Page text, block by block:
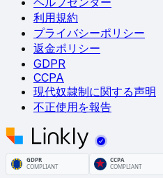
利用規約
プライバシーポリシー
返金ポリシー
GDPR
CCPA
現代奴隷制に関する声明
不正使用を報告